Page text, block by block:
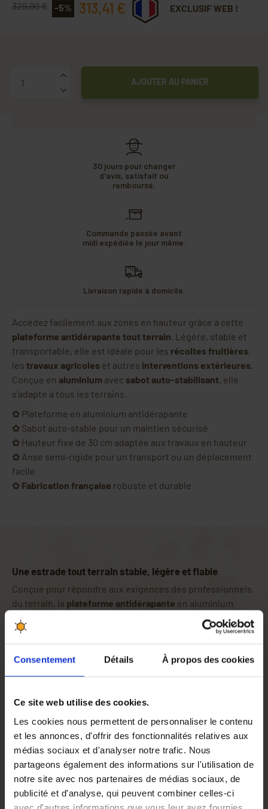
Consentement Détails À propos des cookies
Ce site web utilise des cookies.
Les cookies nous permettent de personnaliser le contenu
et les annonces, d'offrir des fonctionnalités relatives aux
médias sociaux et d'analyser notre trafic. Nous
partageons également des informations sur l'utilisation de
notre site avec nos partenaires de médias sociaux, de
publicité et d'analyse, qui peuvent combiner celles-ci
avec d'autres informations que vous leur avez fournies
329,90 € -5% 313,41 € EXCLUSIF WEB !
AJOUTER AU PANIER
30 jours pour changer
d'avis, satisfait ou
remboursé.
Commande passée avant
midi expédiée le jour même.
Livraison rapide à domicile.
Accédez facilement aux zones en hauteur grâce à cette
plateforme antidérapante tout terrain. Légère, stable et
transportable, elle est idéale pour les récoltes fruitières,
les travaux agricoles et autres interventions extérieures.
Conçue en aluminium avec sabot auto-stabilisant, elle
s’adapte à tous les terrains.
✿ Plateforme en aluminium antidérapante
✿ Sabot auto-stable pour un maintien sécurisé
✿ Hauteur fixe de 30 cm adaptée aux travaux en hauteur
✿ Anse semi-rigide pour un transport ou un déplacement
facile
✿ Fabrication française robuste et durable
Une estrade tout terrain stable, légère et fiable
Conçue pour répondre aux exigences des professionnels
du terrain, la plateforme antidérapante en aluminium
assure un accès sécurisé aux zones situées en hauteur
tout en garantissant
, même sur sol
pour lestravaux agricoles, les récoltes fruitières ou
l’entretien de vergers
Grâce à sessabots auto-stables et stabilisants
plateforme reste fermement ancrée sur différents types
de surfaces. La surface antidérapante permet de
travailler en toute confiance, même par temps humide.
Conçue pour la mobilité
Avec sonpoids léger de 4,4 kget saanse semi-rigide,
vous pouvez facilement la transporter ou la traîner d’un